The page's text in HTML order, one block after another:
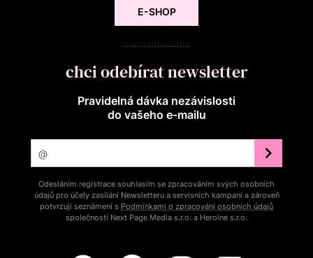
E-SHOP
chci odebírat newsletter
Pravidelná dávka nezávislosti
do vašeho e‑mailu
Odesláním registrace souhlasím se zpracováním svých osobních
údajů pro účely zasílání Newsletteru a servisních kampaní a zároveň
potvrzuji seznámení s Podmínkami o zpracování osobních údajů
společností Next Page Media s.r.o. a Heroine s.r.o.